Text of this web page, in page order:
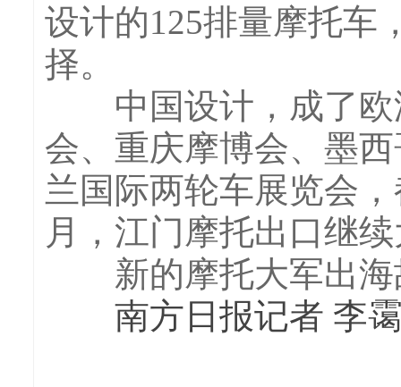
设计的125排量摩托车
择。
中国设计，成了欧
会、重庆摩博会、墨
兰国际两轮车展览会
月，江门摩托出口继
新的摩托大军出海
南方日报记者 李